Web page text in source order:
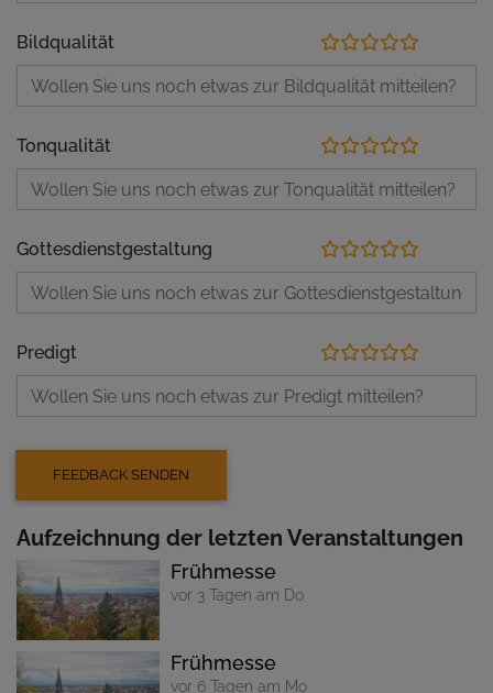
Bildqualität
Tonqualität
Gottesdienstgestaltung
Predigt
Aufzeichnung der letzten Veranstaltungen
Frühmesse
vor 3 Tagen am Do
Frühmesse
vor 6 Tagen am Mo